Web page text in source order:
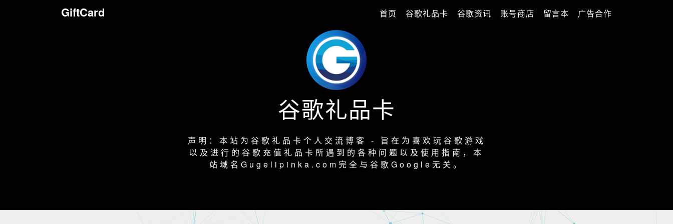
GiftCard 首页 谷歌礼品卡 谷歌资讯 账号商店 留言本 广告合作
谷歌礼品卡
声明：本站为谷歌礼品卡个人交流博客 - 旨在为喜欢玩谷歌游戏
以及进行的谷歌充值礼品卡所遇到的各种问题以及使用指南，本
站域名Gugelipinka.com完全与谷歌Google无关。